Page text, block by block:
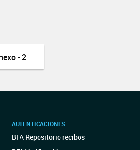
- 2
AUTENTICACIONES
BFA Repositorio recibos